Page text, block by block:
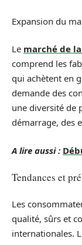
Expansion du
Le marché de
comprend les
qui achètent en
demande des
une diversité de
démarrage, des
A lire aussi :
Tendances et
Les
qualité, sûrs et
internationales.